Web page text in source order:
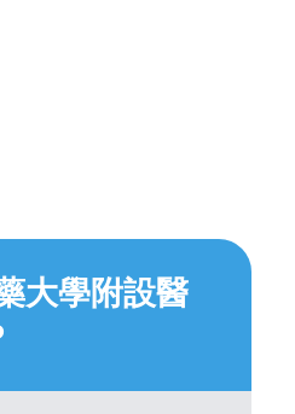
大學附設醫